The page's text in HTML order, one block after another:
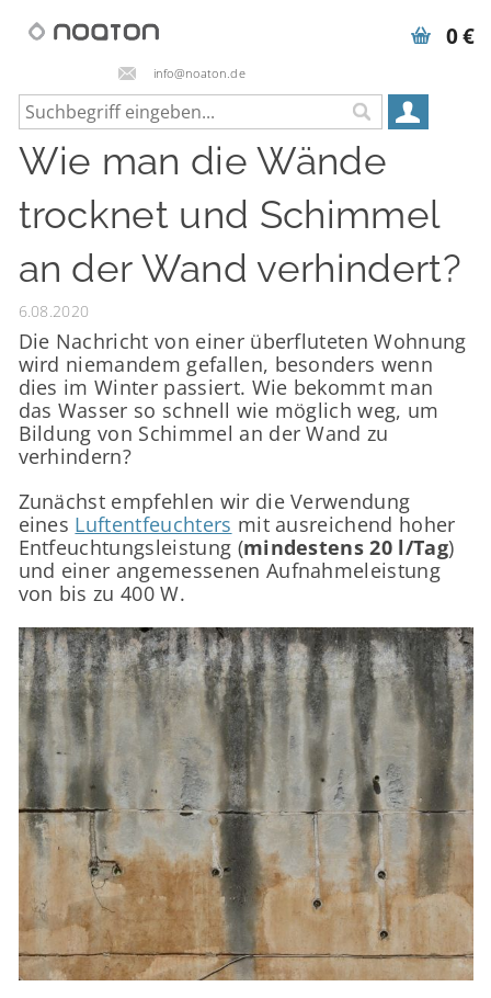
info@noaton.de
0 €
Wie man die Wände
trocknet und Schimmel
an der Wand verhindert?
6.08.2020
Die Nachricht von einer überfluteten Wohnung
wird niemandem gefallen, besonders wenn
dies im Winter passiert. Wie bekommt man
das Wasser so schnell wie möglich weg, um
Bildung von Schimmel an der Wand zu
verhindern?
Zunächst empfehlen wir die Verwendung
eines Luftentfeuchters mit ausreichend hoher
Entfeuchtungsleistung (mindestens 20 l/Tag)
und einer angemessenen Aufnahmeleistung
von bis zu 400 W.